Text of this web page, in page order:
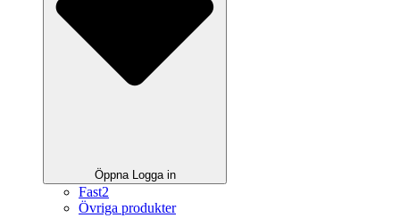
Öppna Logga in
Fast2
Övriga produkter